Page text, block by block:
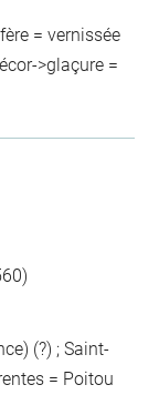
= vernissée
>glaçure =
(?) ; Saint-
= Poitou